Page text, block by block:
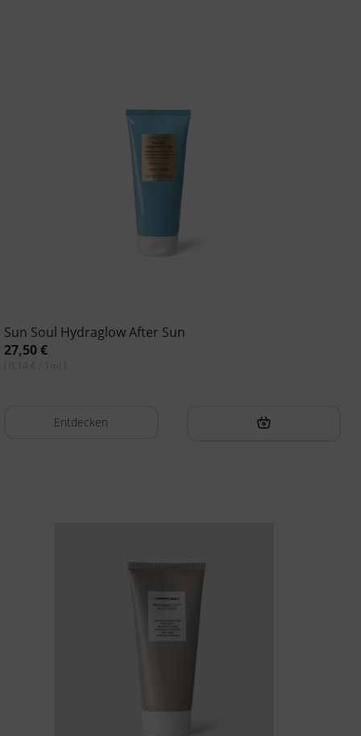
Sun Soul Hydraglow After Sun
27,50€
( 0,14 € / 1ml )
Entdecken